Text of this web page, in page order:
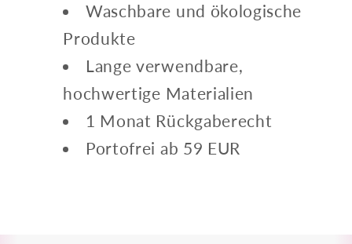
Waschbare und ökologische
Produkte
Lange verwendbare,
hochwertige Materialien
1 Monat Rückgaberecht
Portofrei ab 59 EUR